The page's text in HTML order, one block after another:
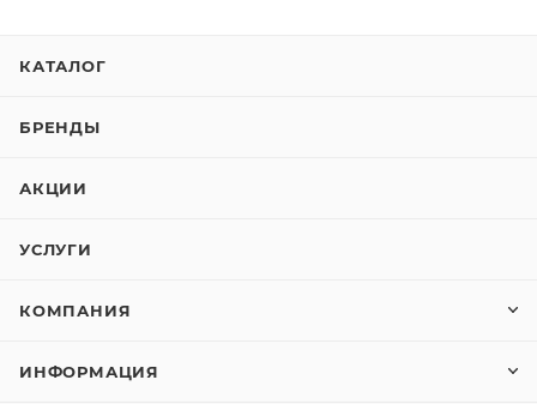
КАТАЛОГ
БРЕНДЫ
АКЦИИ
УСЛУГИ
КОМПАНИЯ
ИНФОРМАЦИЯ